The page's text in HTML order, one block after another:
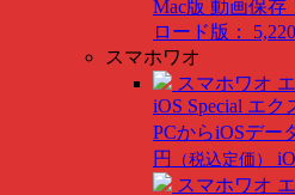
Mac版 動画保存
ロード版：
スマホワオ
スマホワオ
iOS Special エク
PCからiOSデー
円
（税込定価）
スマホワオ